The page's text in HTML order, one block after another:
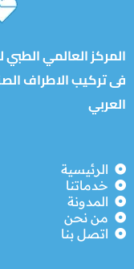
فى تركيب الاطراف
العربي
الرئيسية
خدماتنا
المدونة
من نحن
اتصل بنا